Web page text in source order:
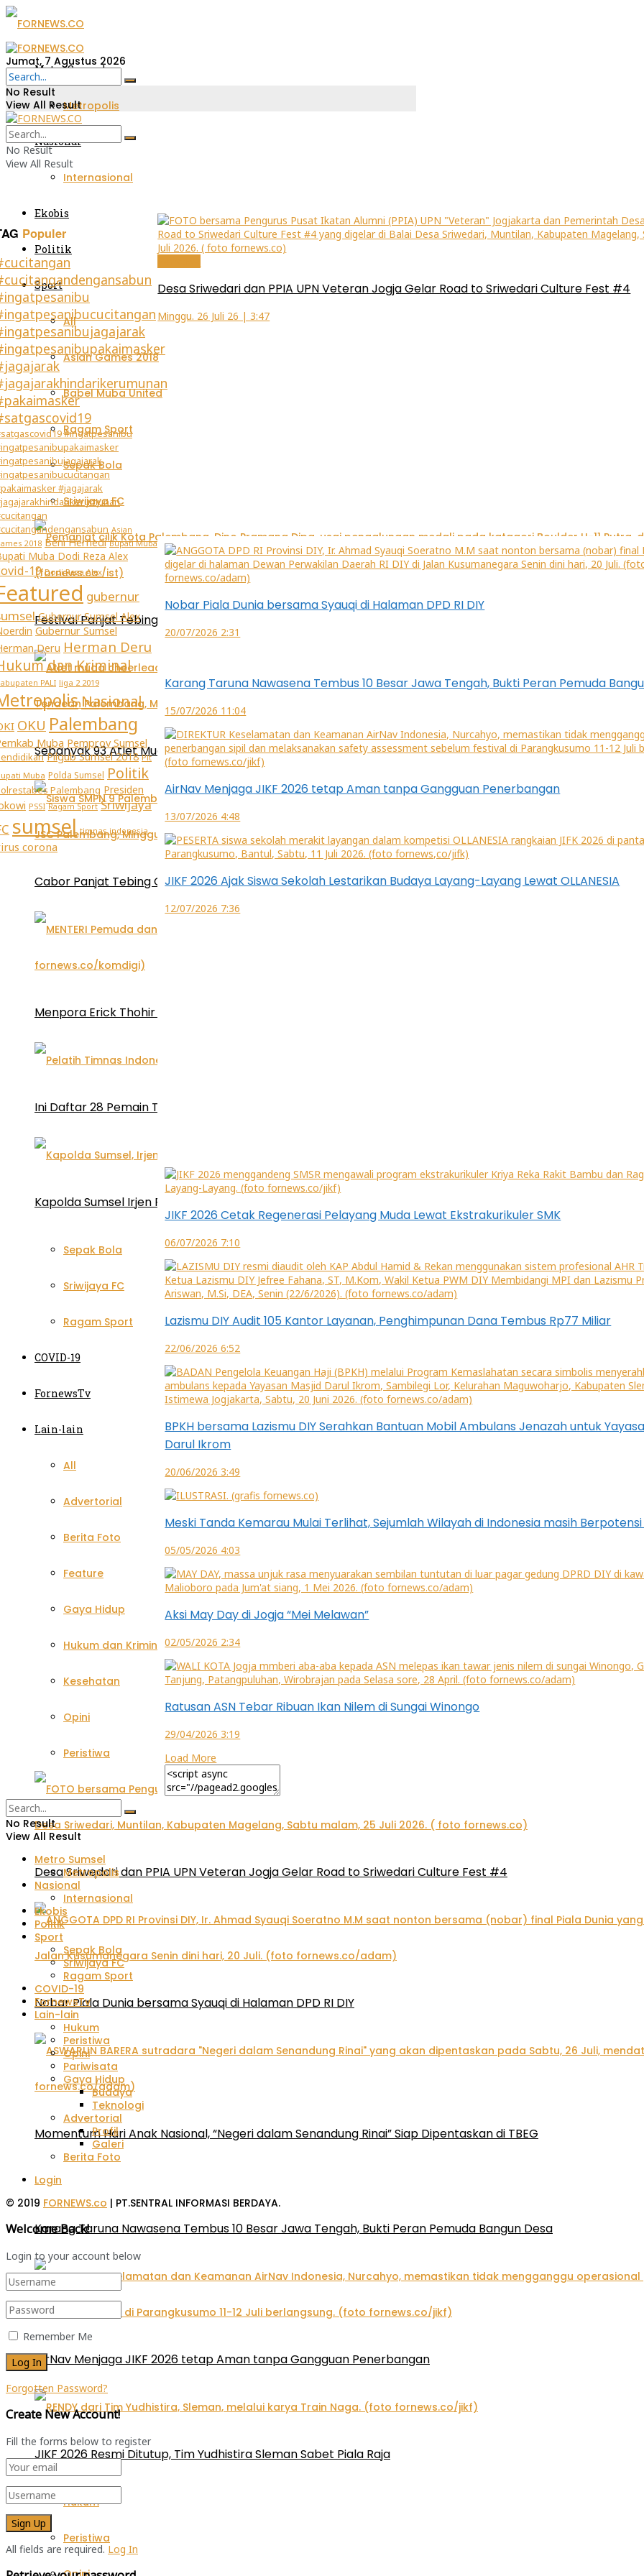
Metro Sumsel
Metropolis
Nasional
Internasional
Ekobis
Politik
Sport
All
Asian Games 2018
Babel Muba United
Ragam Sport
Sepak Bola
Sriwijaya FC
Festival Panjat Tebing Kelompok Umur 2026: Dua Pemanjat Cilik Palembang Rebut 2 Emas 1 Perak
Sebanyak 93 Atlet Muda cheerleading Unjuk Skill pada ICA South Sumatera Regional Championship 2026
Cabor Panjat Tebing O2SN Tingkat Kota Palembang, Siswa SMPN 9 Rebut Juara Nomor Lead dan Speed
Menpora Erick Thohir sebut Diplomasi Olahraga Penting untuk Menjaga Hubungan Negara
Ini Daftar 28 Pemain Timnas U-20 yang Dipanggil Nova Arianto Ikuti TC Surabaya
Kapolda Sumsel Irjen Pol Sandi Nugroho Diharap Mampu Kolaborasikan Penegak Hukum dan Elemen
Sepak Bola
Sriwijaya FC
Ragam Sport
COVID-19
FornewsTv
Lain-lain
All
Advertorial
Berita Foto
Feature
Gaya Hidup
Hukum dan Kriminal
Kesehatan
Opini
Peristiwa
Desa Sriwedari dan PPIA UPN Veteran Jogja Gelar Road to Sriwedari Culture Fest #4
Nobar Piala Dunia bersama Syauqi di Halaman DPD RI DIY
Momentum Hari Anak Nasional, “Negeri dalam Senandung Rinai” Siap Dipentaskan di TBEG
Karang Taruna Nawasena Tembus 10 Besar Jawa Tengah, Bukti Peran Pemuda Bangun Desa
AirNav Menjaga JIKF 2026 tetap Aman tanpa Gangguan Penerbangan
JIKF 2026 Resmi Ditutup, Tim Yudhistira Sleman Sabet Piala Raja
Hukum
Peristiwa
Jumat, 7 Agustus 2026
No Result
View All Result
No Result
View All Result
Populer
#ingatpesanibu
#jagajarak
Asian
2018 Beni Hernedi Bupati Muba
Muba Dodi Reza Alex
19 Dodi Reza Alex
gubernur
Gubernur Sumsel Alex
Gubernur Sumsel
Deru Herman Deru
dan Kriminal
PALI liga 2 2019
Nasional
OKU Palembang
Muba Pemprov Sumsel
Pilgub Sumsel 2018 Plt
Muba Polda Sumsel Politik
Palembang Presiden
PSSI Ragam Sport Sriwijaya
sumsel timnas indonesia
corona
Desa Sriwedari dan PPIA UPN Veteran Jogja Gelar Road to Sriwedari Culture Fest #4
Minggu. 26 Juli 26 | 3:47
Nobar Piala Dunia bersama Syauqi di Halaman DPD RI DIY
20/07/2026 2:31
Karang Taruna Nawasena Tembus 10 Besar Jawa Tengah, Bukti Peran Pemuda
15/07/2026 11:04
AirNav Menjaga JIKF 2026 tetap Aman tanpa Gangguan Penerbangan
13/07/2026 4:48
JIKF 2026 Ajak Siswa Sekolah Lestarikan Budaya Layang-Layang Lewat OLLANESIA
12/07/2026 7:36
JIKF 2026 Cetak Regenerasi Pelayang Muda Lewat Ekstrakurikuler SMK
06/07/2026 7:10
Lazismu DIY Audit 105 Kantor Layanan, Penghimpunan Dana Tembus Rp77 Miliar
22/06/2026 6:52
BPKH bersama Lazismu DIY Serahkan Bantuan Mobil Ambulans Jenazah untuk
Darul Ikrom
20/06/2026 3:49
Meski Tanda Kemarau Mulai Terlihat, Sejumlah Wilayah di Indonesia masih Berpotensi
05/05/2026 4:03
Aksi May Day di Jogja “Mei Melawan”
02/05/2026 2:34
Ratusan ASN Tebar Ribuan Ikan Nilem di Sungai Winongo
29/04/2026 3:19
Load More
No Result
View All Result
Metro Sumsel
Metropolis
Nasional
Internasional
Ekobis
Politik
Sport
Sepak Bola
Sriwijaya FC
Ragam Sport
COVID-19
FornewsTv
Lain-lain
Hukum
Peristiwa
Opini
Pariwisata
Gaya Hidup
Budaya
Teknologi
Advertorial
Profil
Galeri
Berita Foto
Login
© 2019 FORNEWS.co | PT.SENTRAL INFORMASI BERDAYA.
Welcome Back!
Login to your account below
Remember Me
Forgotten Password?
Create New Account!
Fill the forms below to register
All fields are required. Log In